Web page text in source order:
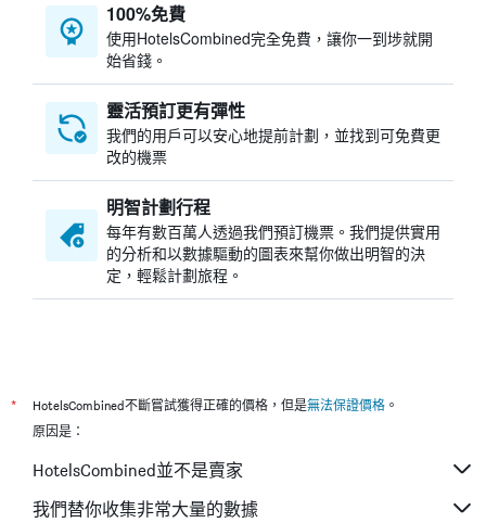
100%免費
​使用HotelsCombined​完全免費，讓你一到埗就開
始省錢。
靈活預訂更有彈性
我們的用戶可以安心地提前計劃，並找到可免費更
改的機票
明智計劃行程
每年有數百萬人透過我們預訂機票。我們提供實用
的分析和以數據驅動的圖表來幫你做出明智的決
定，輕鬆計劃旅程。
* HotelsCombined不斷嘗試獲得正確的價格，但是無法保證價格 。
原因是：
HotelsCombined並不是賣家
我們替你收集非常大量的數據